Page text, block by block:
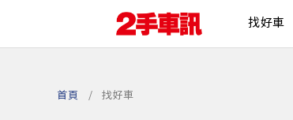
找好車
首頁 找好車